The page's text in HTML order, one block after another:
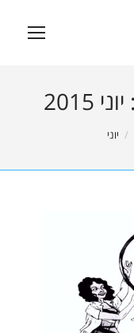
יוני 2015
יוני